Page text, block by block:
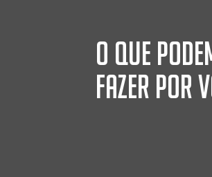
O que
fazer por